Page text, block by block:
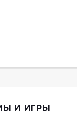
И ИГРЫ